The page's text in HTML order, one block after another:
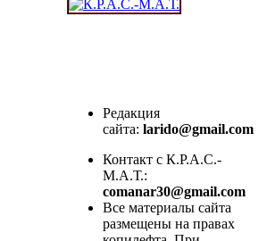
Редакция
сайта: larido@gmail.com
Контакт с К.Р.А.С.-
М.А.Т.:
comanar30@gmail.com
Все материалы сайта
размещены на правах